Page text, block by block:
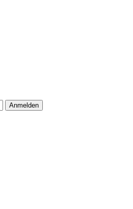
Anmelden